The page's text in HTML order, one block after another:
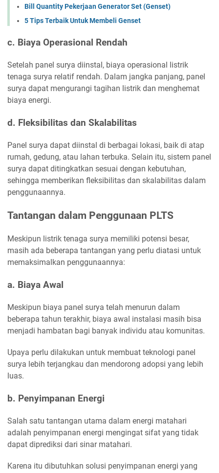
Bill Quantity Pekerjaan Generator Set (Genset)
5 Tips Terbaik Untuk Membeli Genset
c. Biaya Operasional Rendah
Setelah panel surya diinstal, biaya operasional listrik
tenaga surya relatif rendah. Dalam jangka panjang, panel
surya dapat mengurangi tagihan listrik dan menghemat
biaya energi.
d. Fleksibilitas dan Skalabilitas
Panel surya dapat diinstal di berbagai lokasi, baik di atap
rumah, gedung, atau lahan terbuka. Selain itu, sistem panel
surya dapat ditingkatkan sesuai dengan kebutuhan,
sehingga memberikan fleksibilitas dan skalabilitas dalam
penggunaannya.
Tantangan dalam Penggunaan PLTS
Meskipun listrik tenaga surya memiliki potensi besar,
masih ada beberapa tantangan yang perlu diatasi untuk
memaksimalkan penggunaannya:
a. Biaya Awal
Meskipun biaya panel surya telah menurun dalam
beberapa tahun terakhir, biaya awal instalasi masih bisa
menjadi hambatan bagi banyak individu atau komunitas.
Upaya perlu dilakukan untuk membuat teknologi panel
surya lebih terjangkau dan mendorong adopsi yang lebih
luas.
b. Penyimpanan Energi
Salah satu tantangan utama dalam energi matahari
adalah penyimpanan energi mengingat sifat yang tidak
dapat diprediksi dari sinar matahari.
Karena itu dibutuhkan solusi penyimpanan energi yang